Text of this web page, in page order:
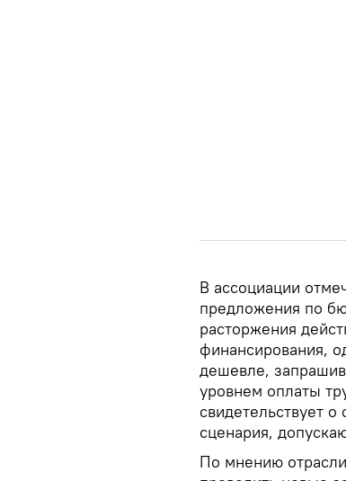
В ассоциации
предложения по
расторжения
финансирования,
дешевле,
уровнем оплаты
свидетельствует
сценария,
По мнению